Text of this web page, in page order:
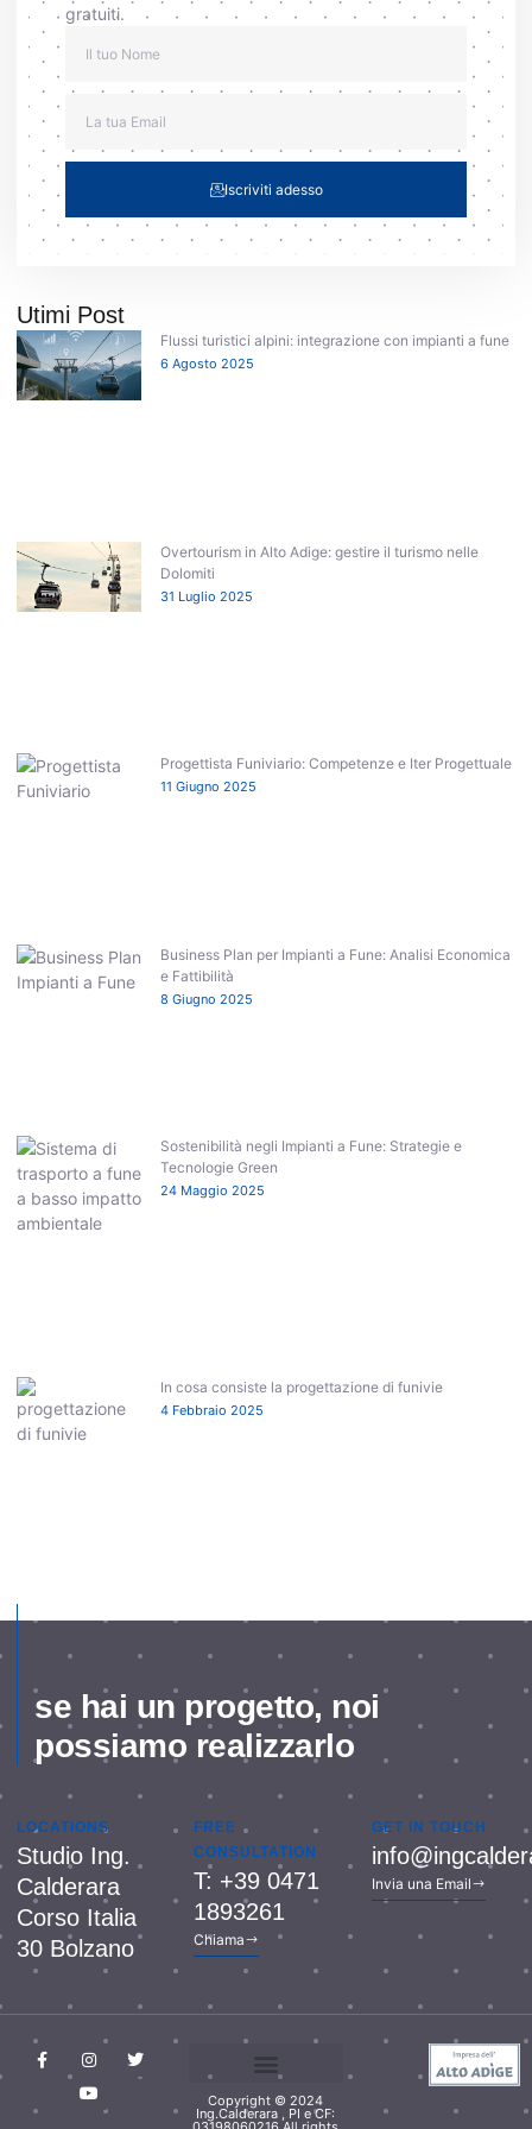
gratuiti.
Iscriviti adesso
Utimi Post
Flussi turistici alpini: integrazione con impianti a fune
6 Agosto 2025
Overtourism in Alto Adige: gestire il turismo nelle
Dolomiti
31 Luglio 2025
Progettista Funiviario: Competenze e Iter Progettuale
11 Giugno 2025
Business Plan per Impianti a Fune: Analisi Economica
e Fattibilità
8 Giugno 2025
Sostenibilità negli Impianti a Fune: Strategie e
Tecnologie Green
24 Maggio 2025
In cosa consiste la progettazione di funivie
4 Febbraio 2025
se hai un progetto, noi
possiamo realizzarlo
LOCATIONS
Studio Ing.
Calderara
Corso Italia
30 Bolzano
FREE
CONSULTATION
T: +39 0471
1893261
Chiama
GET IN TOUCH
Invia una Email
Copyright © 2024
Ing.Calderara , PI e CF: